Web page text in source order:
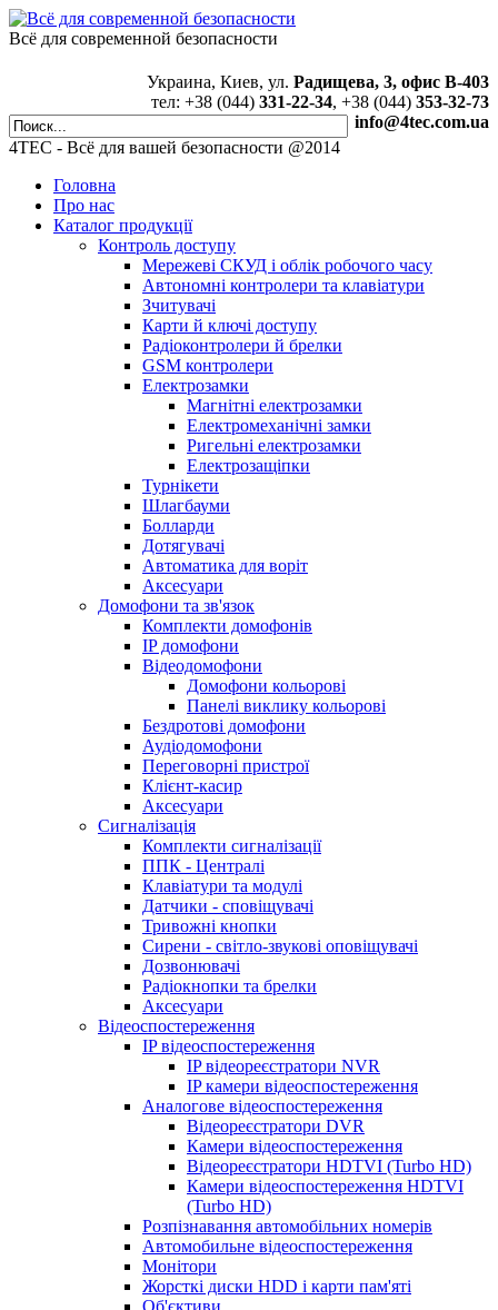
Всё для современной безопасности
Украина, Киев, ул. Радищева, 3, офис В-403
тел: +38 (044) 331-22-34, +38 (044) 353-32-73
info@4tec.com.ua
4TEC - Всё для вашей безопасности @2014
Головна
Про нас
Каталог продукції
Контроль доступу
Мережеві СКУД і облік робочого часу
Автономні контролери та клавіатури
Зчитувачі
Карти й ключі доступу
Радіоконтролери й брелки
GSM контролери
Електрозамки
Магнітні електрозамки
Електромеханічні замки
Ригельні електрозамки
Електрозащіпки
Турнікети
Шлагбауми
Болларди
Дотягувачі
Автоматика для воріт
Аксесуари
Домофони та зв'язок
Комплекти домофонів
IP домофони
Відеодомофони
Домофони кольорові
Панелі виклику кольорові
Бездротові домофони
Аудіодомофони
Переговорні пристрої
Клієнт-касир
Аксесуари
Сигналізація
Комплекти сигналізації
ППК - Централі
Клавіатури та модулі
Датчики - сповіщувачі
Тривожні кнопки
Сирени - світло-звукові оповіщувачі
Дозвонювачі
Радіокнопки та брелки
Аксесуари
Відеоспостереження
IP відеоспостереження
IP відеореєстратори NVR
IP камери відеоспостереження
Аналогове відеоспостереження
Відеореєстратори DVR
Камери відеоспостереження
Відеореєстратори HDTVI (Turbo HD)
Камери відеоспостереження HDTVI
(Turbo HD)
Розпізнавання автомобільних номерів
Автомобильне відеоспостереження
Монітори
Жорсткі диски HDD і карти пам'яті
Об'єктиви